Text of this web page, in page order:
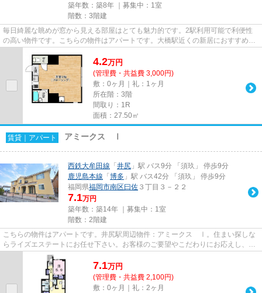
築年数：築8年 ｜募集中： 1室
階数：3階建
毎日綺麗な眺めが窓から見える部屋はとても魅力的です。2駅利用可能で利便性
の高い物件です。こちらの物件はアパートです。大橋駅近くの新居におすすめ、
4.2万円
(管理費・共益費 3,000円)
敷：0ヶ月｜礼：1ヶ月
所在階：3階
間取り：1R
面積：27.50㎡
賃貸｜アパート アミークス Ⅰ
西鉄大牟田線 「 井尻 」駅 バス9分 「須玖」 停歩9分
鹿児島本線 「 博多 」駅 バス42分 「須玖」 停歩9分
福岡県福岡市南区曰佐 ３丁目３－２２
7.1万円
築年数：築14年 ｜募集中： 1室
階数：2階建
こちらの物件はアパートです。井尻駅周辺物件：アミークス Ⅰ。住まい探しな
らライズエステートにお任せ下さい。お客様のご要望やこだわりにお応えし、条
件に適した賃貸物件のご紹介を...
7.1万円
(管理費・共益費 2,100円)
敷：0ヶ月｜礼：2ヶ月